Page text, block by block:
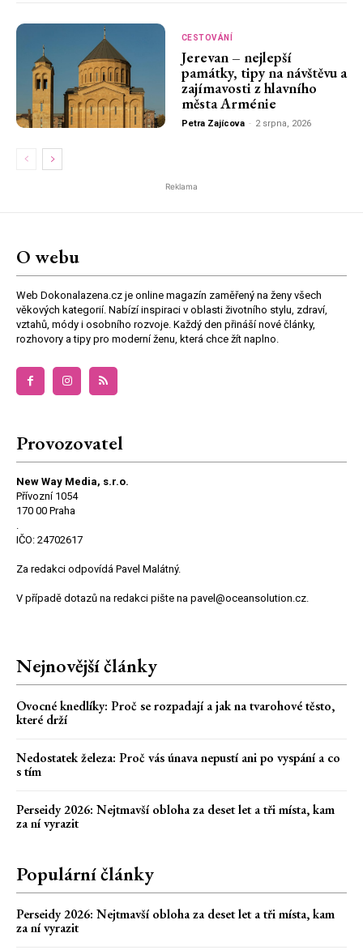
CESTOVÁNÍ
Jerevan – nejlepší
památky, tipy na návštěvu a
zajímavosti z hlavního
města Arménie
Petra Zajícova - 2 srpna, 2026
Reklama
O webu
Web Dokonalazena.cz je online magazín zaměřený na ženy všech
věkových kategorií. Nabízí inspiraci v oblasti životního stylu, zdraví,
vztahů, módy i osobního rozvoje. Každý den přináší nové články,
rozhovory a tipy pro moderní ženu, která chce žít naplno.
Provozovatel
New Way Media, s.r.o.
Přívozní 1054
170 00 Praha
IČO: 24702617
Za redakci odpovídá Pavel Malátný.
V případě dotazů na redakci pište na pavel@oceansolution.cz.
Nejnovější články
Ovocné knedlíky: Proč se rozpadají a jak na tvarohové těsto,
které drží
Nedostatek železa: Proč vás únava nepustí ani po vyspání a co
s tím
Perseidy 2026: Nejtmavší obloha za deset let a tři místa, kam
za ní vyrazit
Populární články
Perseidy 2026: Nejtmavší obloha za deset let a tři místa, kam
za ní vyrazit